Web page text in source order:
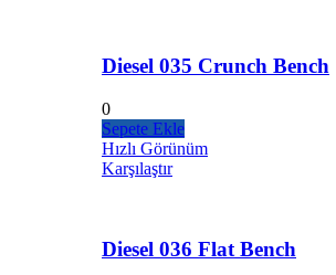
Diesel 035 Crunch Bench
0
Sepete Ekle
Hızlı Görünüm
Karşılaştır
Diesel 036 Flat Bench